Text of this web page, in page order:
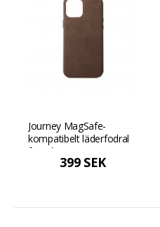
Journey MagSafe-
kompatibelt läderfodral
för iPhone 12/12 Pro -
Mörkbrun399 SEK